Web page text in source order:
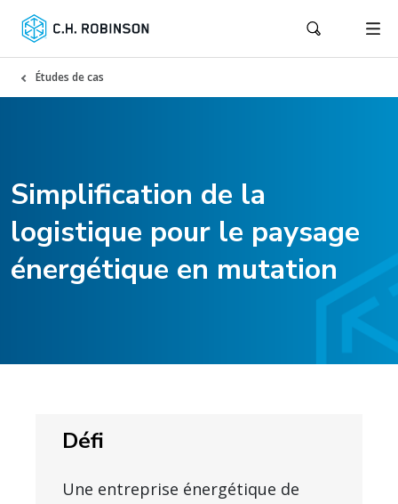
Études de cas
Simplification de la
logistique pour le paysage
énergétique en mutation
Défi
Une entreprise énergétique de